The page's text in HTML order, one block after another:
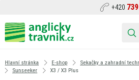
+420
Hlavní stránka E-shop Sekačky a zahradní
Sunseeker
X3 / X3 Plus